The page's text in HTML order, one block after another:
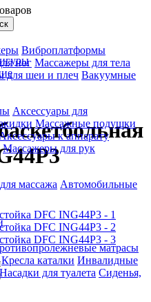
Виброплатформы
ног Массажеры для тела
для шеи и плеч Вакуумные
Аксессуары для
Массажные подушки
к аппарату
Массажеры для рук
массажа Автомобильные
матрасы
Кресла каталки Инвалидные
Насадки для туалета Сиденья,